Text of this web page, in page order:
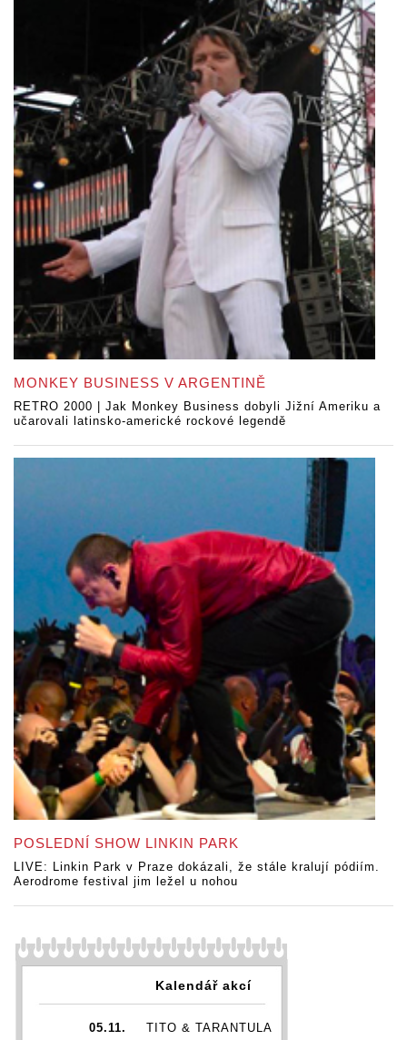
MONKEY BUSINESS V ARGENTINĚ
RETRO 2000 | Jak Monkey Business dobyli Jižní Ameriku a
učarovali latinsko-americké rockové legendě
POSLEDNÍ SHOW LINKIN PARK
LIVE: Linkin Park v Praze dokázali, že stále kralují pódiím.
Aerodrome festival jim ležel u nohou
Kalendář akcí
05.11. TITO & TARANTULA